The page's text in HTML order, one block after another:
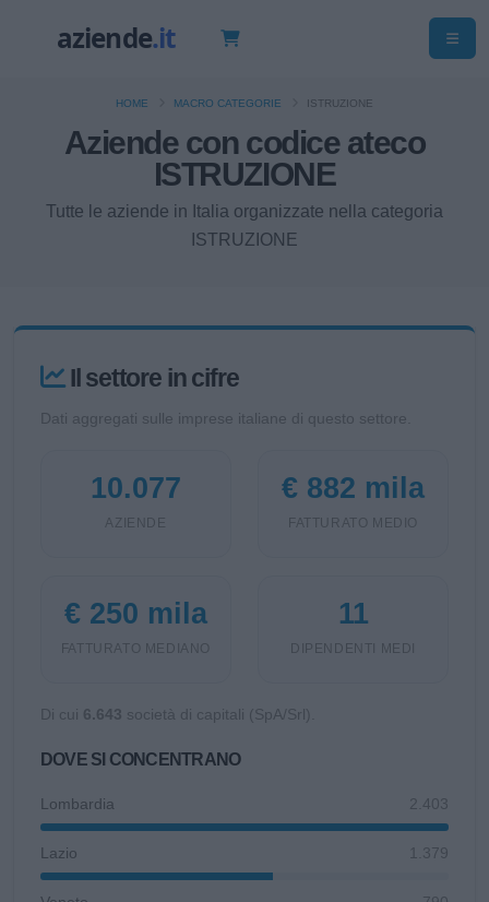
Aziende con codice ateco
ISTRUZIONE
Tutte le aziende in Italia organizzate nella categoria
ISTRUZIONE
HOME MACRO CATEGORIE ISTRUZIONE
Il settore in cifre
Dati aggregati sulle imprese italiane di questo settore.
10.077
AZIENDE
€ 882 mila
FATTURATO MEDIO
€ 250 mila
FATTURATO MEDIANO
11
DIPENDENTI MEDI
Di cui 6.643 società di capitali (SpA/Srl).
DOVE SI CONCENTRANO
Lombardia 2.403
Lazio 1.379